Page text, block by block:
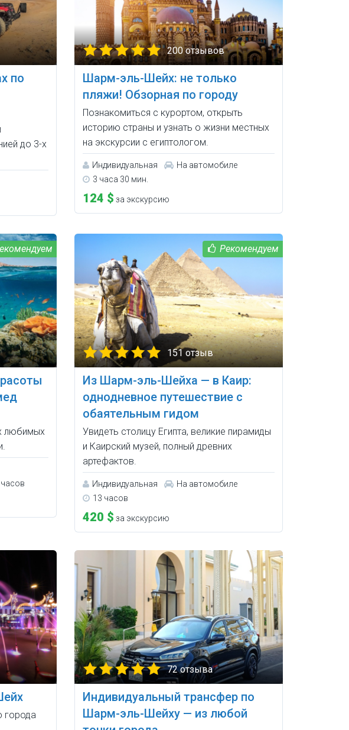
по
до 3-х
200 отзывов
Шарм-эль-Шейх: не только
пляжи! Обзорная по городу
Познакомиться с курортом, открыть
историю страны и узнать о жизни местных
на экскурсии с египтологом.
Индивидуальная
На автомобиле
3 часа 30 мин.
124 $ за экскурсию
любимых
часов
151 отзыв
Из Шарм-эль-Шейха — в Каир:
однодневное путешествие с
обаятельным гидом
Увидеть столицу Египта, великие пирамиды
и Каирский музей, полный древних
артефактов.
Индивидуальная
На автомобиле
13 часов
420 $ за экскурсию
города
72 отзыва
Индивидуальный трансфер по
Шарм-эль-Шейху — из любой